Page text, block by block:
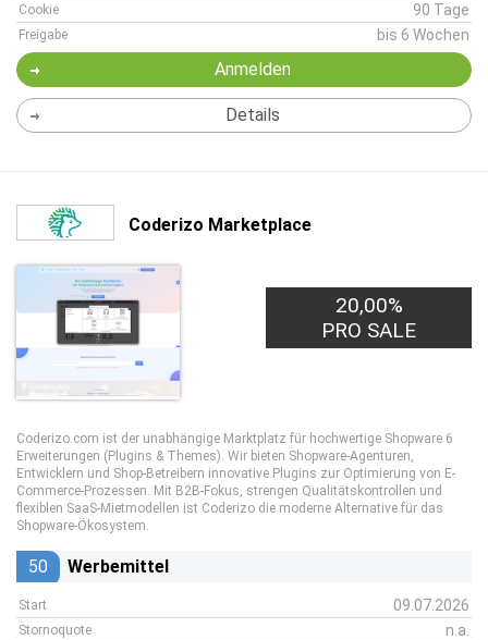
Cookie 90 Tage
Freigabe bis 6 Wochen
Anmelden
Details
Coderizo Marketplace
3,00€
PRO LEAD
20,00%
PRO SALE
Coderizo.com ist der unabhängige Marktplatz für hochwertige Shopware 6
Erweiterungen (Plugins & Themes). Wir bieten Shopware-Agenturen,
Entwicklern und Shop-Betreibern innovative Plugins zur Optimierung von E-
Commerce-Prozessen. Mit B2B-Fokus, strengen Qualitätskontrollen und
flexiblen SaaS-Mietmodellen ist Coderizo die moderne Alternative für das
Shopware-Ökosystem.
50 Werbemittel
Start 09.07.2026
Stornoquote n.a.